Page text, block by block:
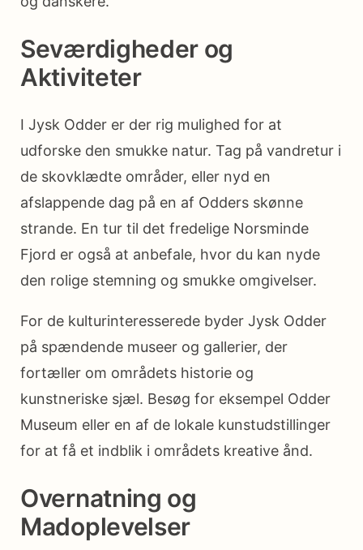
Seværdigheder og
Aktiviteter
I Jysk Odder er der rig mulighed for at
udforske den smukke natur. Tag på vandretur i
de skovklædte områder, eller nyd en
afslappende dag på en af Odders skønne
strande. En tur til det fredelige Norsminde
Fjord er også at anbefale, hvor du kan nyde
den rolige stemning og smukke omgivelser.
For de kulturinteresserede byder Jysk Odder
på spændende museer og gallerier, der
fortæller om områdets historie og
kunstneriske sjæl. Besøg for eksempel Odder
Museum eller en af de lokale kunstudstillinger
for at få et indblik i områdets kreative ånd.
Overnatning og
Madoplevelser